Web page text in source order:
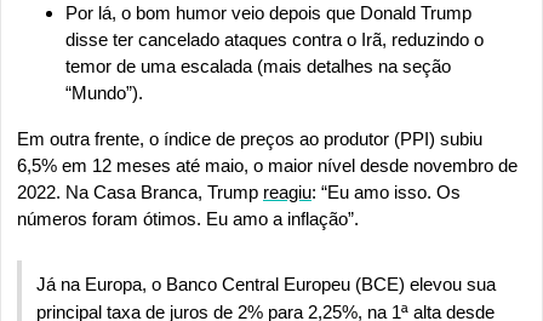
Por lá, o bom humor veio depois que Donald Trump
disse ter cancelado ataques contra o Irã, reduzindo o
temor de uma escalada (mais detalhes na seção
“Mundo”).
Em outra frente, o índice de preços ao produtor (PPI) subiu
6,5% em 12 meses até maio, o maior nível desde novembro de
2022. Na Casa Branca, Trump reagiu: “Eu amo isso. Os
números foram ótimos. Eu amo a inflação”.
Já na Europa, o Banco Central Europeu (BCE) elevou sua
principal taxa de juros de 2% para 2,25%, na 1ª alta desde